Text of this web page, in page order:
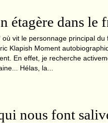
étagère dans le
où vit le personnage principal du
Klapish Moment
En effet, je recherche
Hélas, la...
nous font